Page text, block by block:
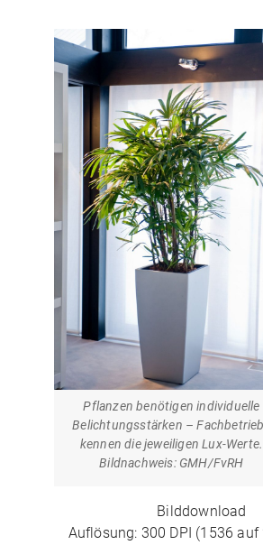
Pflanzen benötigen individuelle
Belichtungsstärken –
kennen die jeweiligen Lux-Werte.
Bildnachweis: GMH/FvRH
Bilddownload
Auflösung: 300 DPI (1536 auf